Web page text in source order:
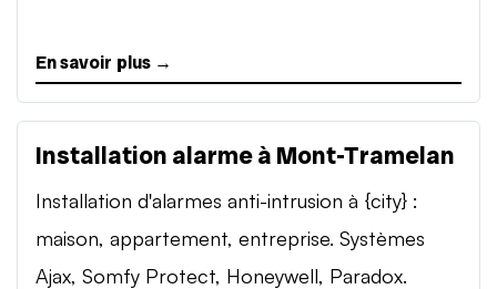
En savoir plus →
Installation alarme à Mont-Tramelan
Installation d'alarmes anti-intrusion à {city} :
maison, appartement, entreprise. Systèmes
Ajax, Somfy Protect, Honeywell, Paradox.